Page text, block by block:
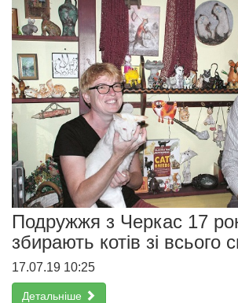
Подружжя з Черкас 17
збирають котів зі всього
17.07.19 10:25
Детальніше